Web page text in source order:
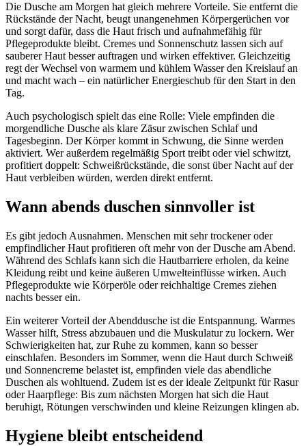
Die Dusche am Morgen hat gleich mehrere Vorteile. Sie entfernt die
Rückstände der Nacht, beugt unangenehmen Körpergerüchen vor
und sorgt dafür, dass die Haut frisch und aufnahmefähig für
Pflegeprodukte bleibt. Cremes und Sonnenschutz lassen sich auf
sauberer Haut besser auftragen und wirken effektiver. Gleichzeitig
regt der Wechsel von warmem und kühlem Wasser den Kreislauf an
und macht wach – ein natürlicher Energieschub für den Start in den
Tag.
Auch psychologisch spielt das eine Rolle: Viele empfinden die
morgendliche Dusche als klare Zäsur zwischen Schlaf und
Tagesbeginn. Der Körper kommt in Schwung, die Sinne werden
aktiviert. Wer außerdem regelmäßig Sport treibt oder viel schwitzt,
profitiert doppelt: Schweißrückstände, die sonst über Nacht auf der
Haut verbleiben würden, werden direkt entfernt.
Wann abends duschen sinnvoller ist
Es gibt jedoch Ausnahmen. Menschen mit sehr trockener oder
empfindlicher Haut profitieren oft mehr von der Dusche am Abend.
Während des Schlafs kann sich die Hautbarriere erholen, da keine
Kleidung reibt und keine äußeren Umwelteinflüsse wirken. Auch
Pflegeprodukte wie Körperöle oder reichhaltige Cremes ziehen
nachts besser ein.
Ein weiterer Vorteil der Abenddusche ist die Entspannung. Warmes
Wasser hilft, Stress abzubauen und die Muskulatur zu lockern. Wer
Schwierigkeiten hat, zur Ruhe zu kommen, kann so besser
einschlafen. Besonders im Sommer, wenn die Haut durch Schweiß
und Sonnencreme belastet ist, empfinden viele das abendliche
Duschen als wohltuend. Zudem ist es der ideale Zeitpunkt für Rasur
oder Haarpflege: Bis zum nächsten Morgen hat sich die Haut
beruhigt, Rötungen verschwinden und kleine Reizungen klingen ab.
Hygiene bleibt entscheidend